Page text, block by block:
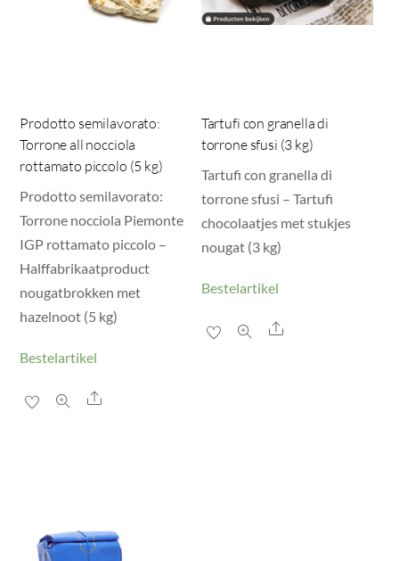
Prodotto semilavorato:
Torrone all nocciola
rottamato piccolo (5 kg)
Prodotto semilavorato:
Torrone nocciola Piemonte
IGP rottamato piccolo –
Halffabrikaatproduct
nougatbrokken met
hazelnoot (5 kg)
Bestelartikel
Share
Tartufi con granella di
torrone sfusi (3 kg)
Tartufi con granella di
torrone sfusi – Tartufi
chocolaatjes met stukjes
nougat (3 kg)
Bestelartikel
Share